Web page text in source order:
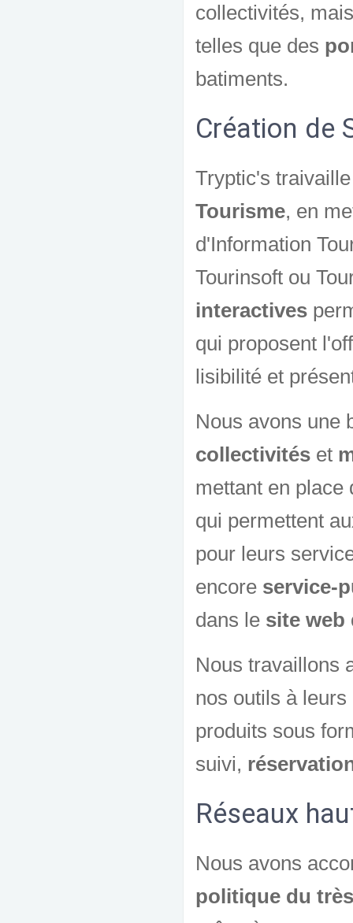
collectivités,
telles que des
batiments.
Création de
Tryptic's
Tourisme, en
d'Information
Tourinsoft ou
interactives
qui proposent
lisibilité et
Nous avons une
collectivités et
mettant en place
qui permettent
pour leurs
encore service-
dans le site web
Nous travaillons
nos outils à
produits sous
suivi,
Réseaux
Nous avons
politique du